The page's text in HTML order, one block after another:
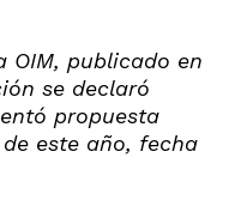
OIM, publicado en
se declaró
propuesta
este año, fecha